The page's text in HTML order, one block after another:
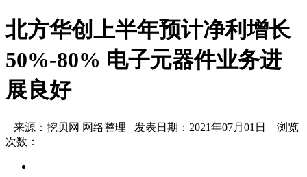
北方华创上半年预计净利增长
50%-80% 电子元器件业务进
展良好
来源：挖贝网 网络整理 发表日期：2021年07月01日 浏览
次数：